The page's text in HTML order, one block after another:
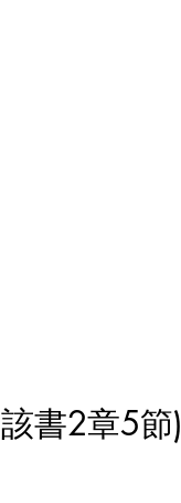
書2章5節)